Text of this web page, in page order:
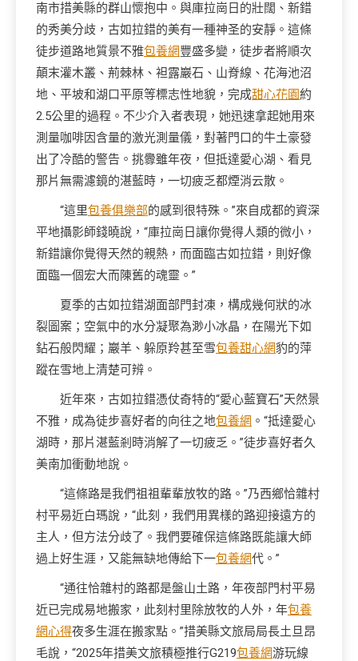
南市措美縣的群山懷抱中。與庫拉崗日的壯闊、新錯
的秀美分歧，古如拉錯的美有一種神圣的安靜。這條
徒步道路地質景不雅包養網豐盛多變，徒步者將順次
顛末灌木叢、荊棘林、袒露巖石、山脊線、花海池沼
地、平坡和湖口平原等標志性地貌，完成甜心花園約
2.5公里的過程。不少介入者表現，她迅速拿起她用來
測量咖啡因含量的激光測量儀，對著門口的牛土豪發
出了冷酷的警告。挑釁雖年夜，但抵達愛心湖、看見
那片無需濾鏡的湛藍時，一切疲乏都煙消云散。
“這里包養俱樂部的感到很特殊。”來自成都的資深
平地攝影師錢曉說，“庫拉崗日讓你覺得人類的微小，
新錯讓你覺得天然的親熱，而面臨古如拉錯，則好像
面臨一個宏大而陳舊的魂靈。”
夏季的古如拉錯湖面部門封凍，構成幾何狀的冰
裂圖案；空氣中的水分凝聚為渺小冰晶，在陽光下如
鉆石般閃耀；巖羊、躲原羚甚至雪包養甜心網豹的萍
蹤在雪地上清楚可辨。
近年來，古如拉錯憑仗奇特的“愛心藍寶石”天然景
不雅，成為徒步喜好者的向往之地包養網 。“抵達愛心
湖時，那片湛藍剎時消解了一切疲乏。”徒步喜好者久
美南加衝動地說。
“這條路是我們祖祖輩輩放牧的路。”乃西鄉恰雜村
村平易近白瑪說，“此刻，我們用異樣的路迎接遠方的
主人，但方法分歧了。我們要確保這條路既能讓大師
過上好生涯，又能無缺地傳給下一包養網代。”
“通往恰雜村的路都是盤山土路，年夜部門村平易
近已完成易地搬家，此刻村里除放牧的人外，年包養
網心得夜多生涯在搬家點。”措美縣文旅局局長土旦昂
毛說，“2025年措美文旅積極推行G219包養網游玩線